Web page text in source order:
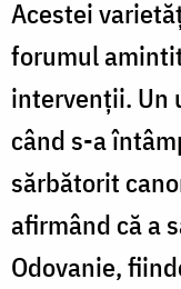
Acestei
forumul
intervenții. Un
când s-a
sărbătorit
afirmând că a
Odovanie,